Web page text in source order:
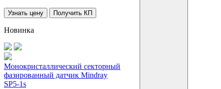
Узнать цену Получить КП
Новинка
Монокристаллический секторный
фазированный датчик Mindray
SP5-1s